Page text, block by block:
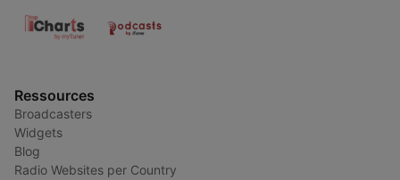
Ressources
Broadcasters
Widgets
Blog
Radio Websites per Country